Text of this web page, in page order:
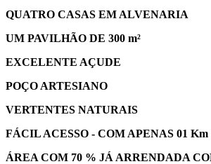
QUATRO CASAS EM ALVENARIA
UM PAVILHÃO DE 300 m²
EXCELENTE AÇUDE
POÇO ARTESIANO
VERTENTES NATURAIS
FÁCIL ACESSO - COM APENAS 01
ÁREA COM 70 % JÁ ARRENDADA